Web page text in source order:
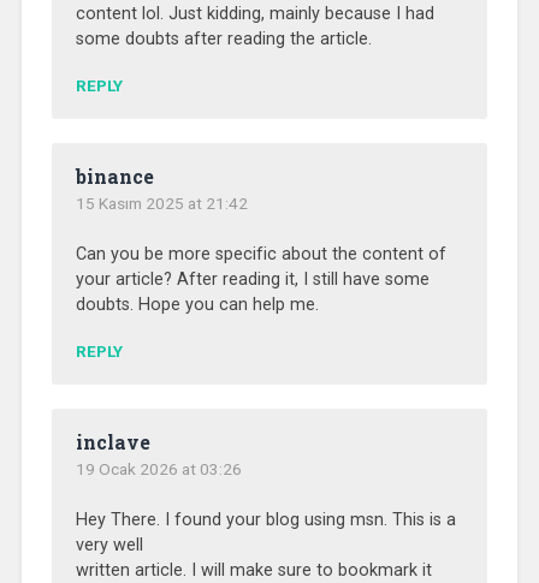
content lol. Just kidding, mainly because I had
some doubts after reading the article.
REPLY
binance
15 Kasım 2025 at 21:42
Can you be more specific about the content of
your article? After reading it, I still have some
doubts. Hope you can help me.
REPLY
inclave
19 Ocak 2026 at 03:26
Hey There. I found your blog using msn. This is a
very well
written article. I will make sure to bookmark it